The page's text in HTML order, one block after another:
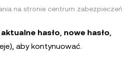
na stronie centrum zabezpieczeń
aktualne hasło nowe hasło
aby kontynuować.